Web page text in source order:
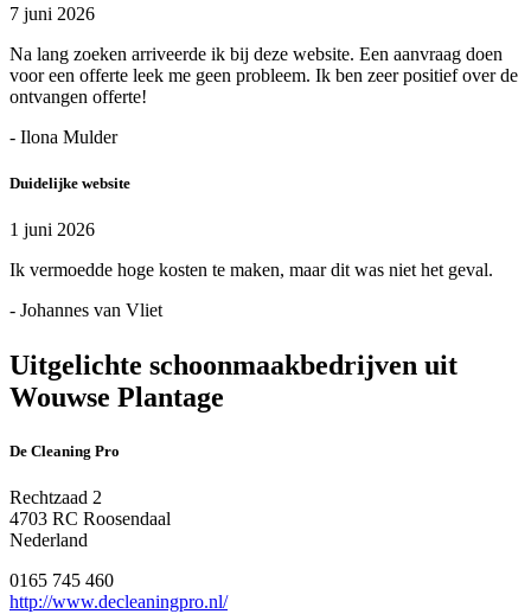
7 juni 2026
Na lang zoeken arriveerde ik bij deze website. Een aanvraag doen
voor een offerte leek me geen probleem. Ik ben zeer positief over de
ontvangen offerte!
- Ilona Mulder
Duidelijke website
1 juni 2026
Ik vermoedde hoge kosten te maken, maar dit was niet het geval.
- Johannes van Vliet
Uitgelichte schoonmaakbedrijven uit
Wouwse Plantage
De Cleaning Pro
Rechtzaad 2
4703 RC Roosendaal
Nederland
0165 745 460
http://www.decleaningpro.nl/